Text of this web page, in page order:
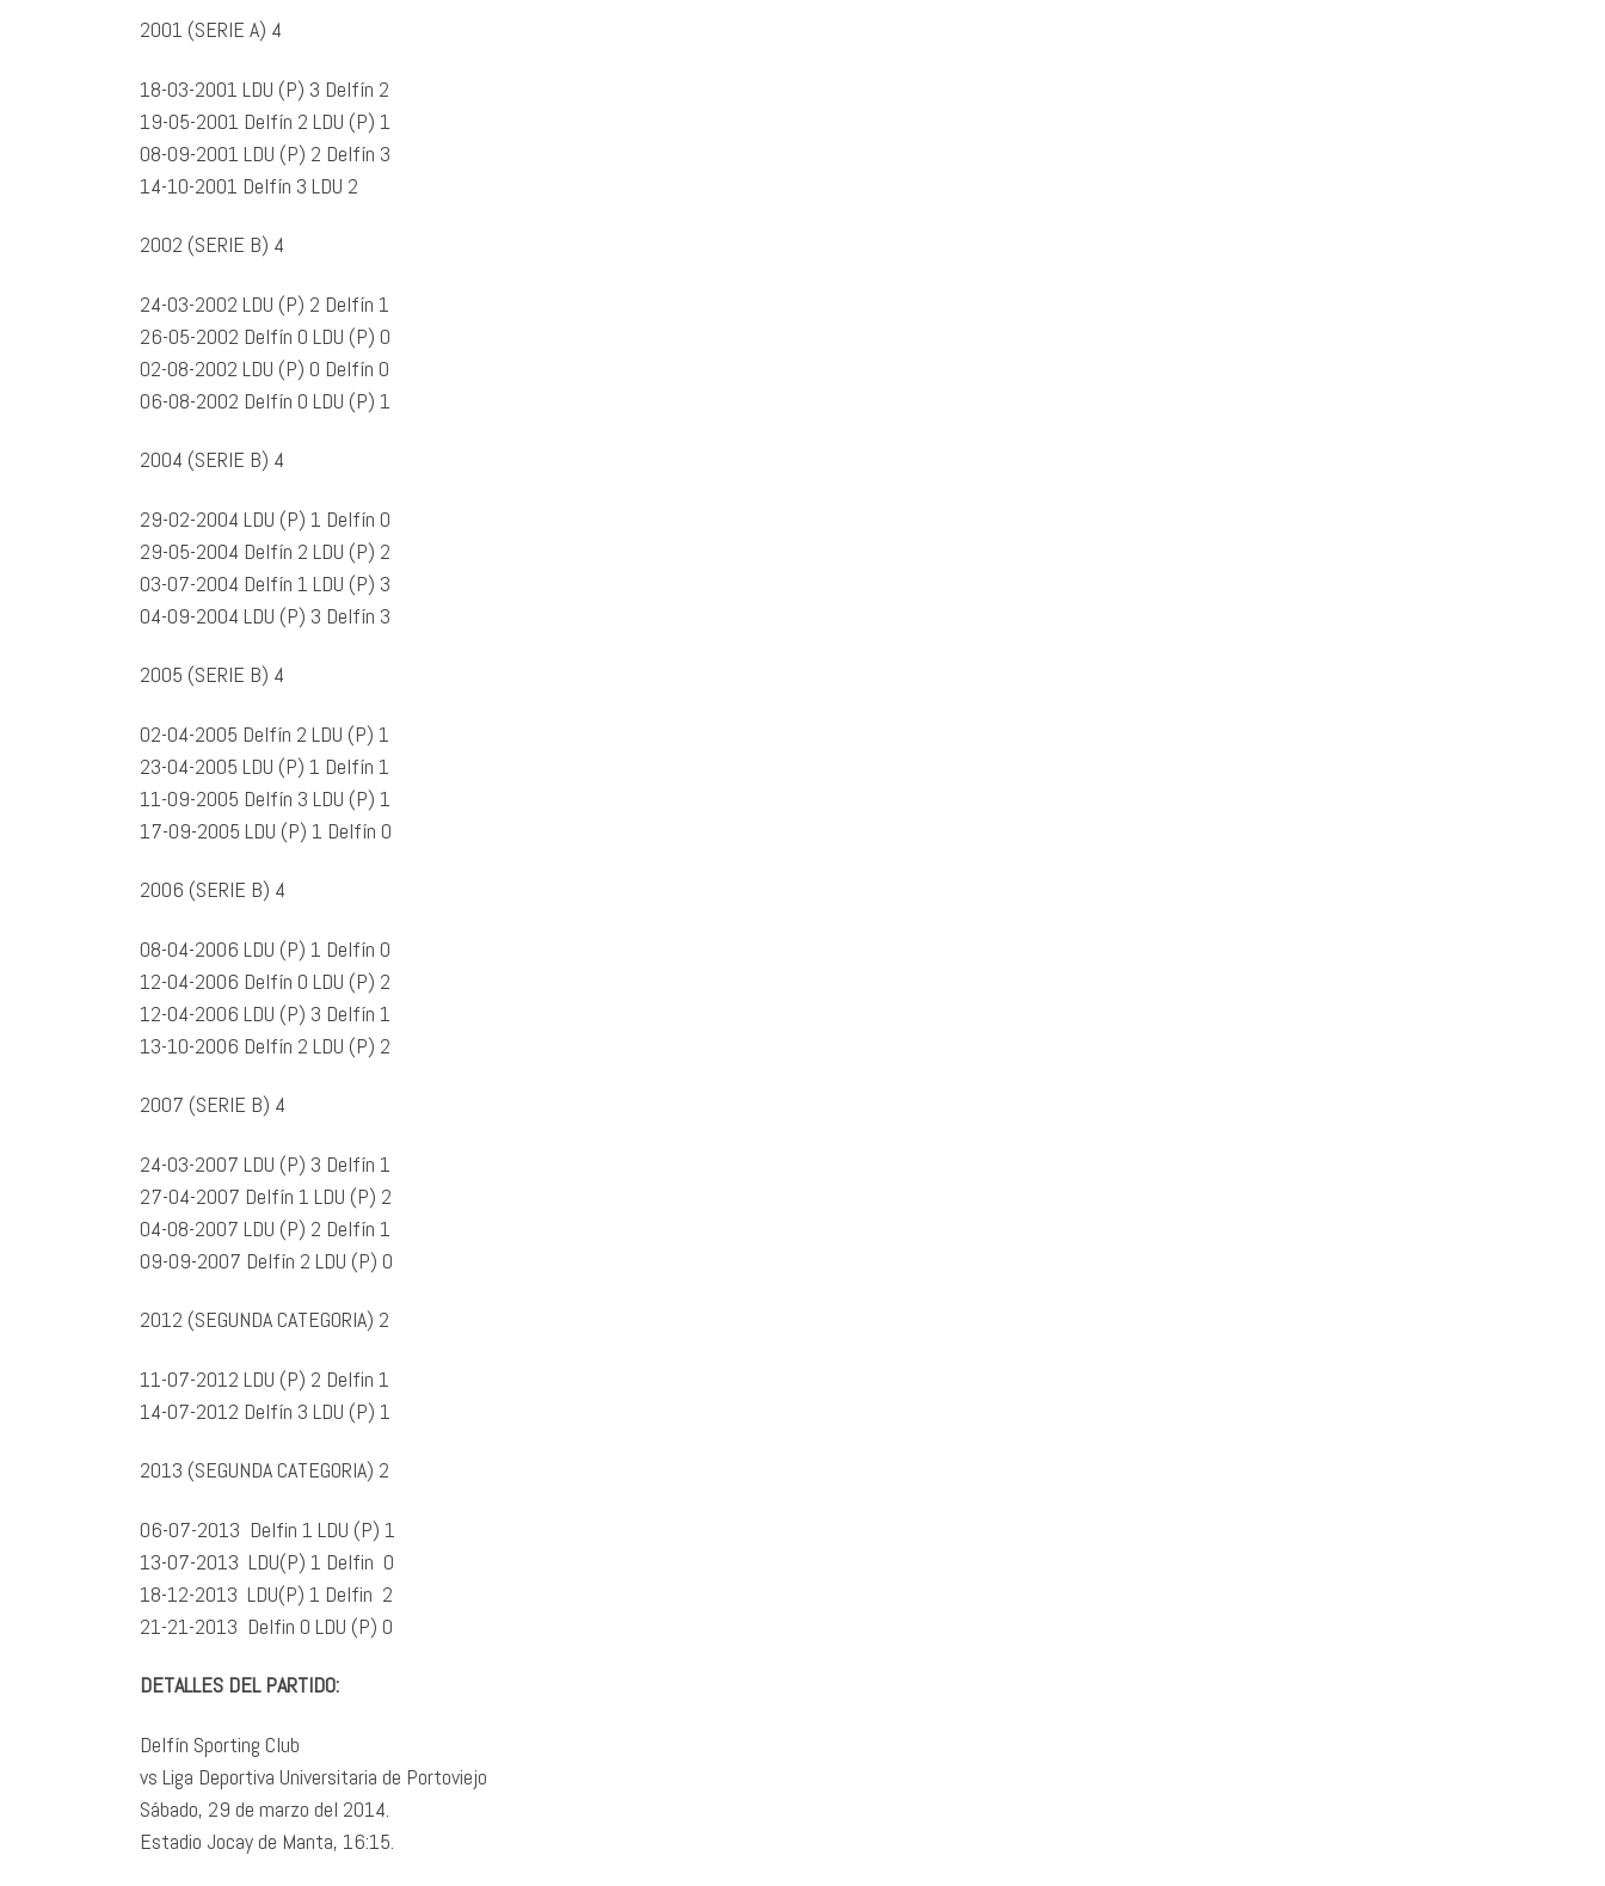
2001 (SERIE A) 4
18-03-2001 LDU (P) 3 Delfín 2
19-05-2001 Delfín 2 LDU (P) 1
08-09-2001 LDU (P) 2 Delfín 3
14-10-2001 Delfín 3 LDU 2
2002 (SERIE B) 4
24-03-2002 LDU (P) 2 Delfín 1
26-05-2002 Delfín 0 LDU (P) 0
02-08-2002 LDU (P) 0 Delfín 0
06-08-2002 Delfín 0 LDU (P) 1
2004 (SERIE B) 4
29-02-2004 LDU (P) 1 Delfín 0
29-05-2004 Delfín 2 LDU (P) 2
03-07-2004 Delfín 1 LDU (P) 3
04-09-2004 LDU (P) 3 Delfín 3
2005 (SERIE B) 4
02-04-2005 Delfín 2 LDU (P) 1
23-04-2005 LDU (P) 1 Delfín 1
11-09-2005 Delfín 3 LDU (P) 1
17-09-2005 LDU (P) 1 Delfín 0
2006 (SERIE B) 4
08-04-2006 LDU (P) 1 Delfín 0
12-04-2006 Delfín 0 LDU (P) 2
12-04-2006 LDU (P) 3 Delfín 1
13-10-2006 Delfín 2 LDU (P) 2
2007 (SERIE B) 4
24-03-2007 LDU (P) 3 Delfín 1
27-04-2007 Delfín 1 LDU (P) 2
04-08-2007 LDU (P) 2 Delfín 1
09-09-2007 Delfín 2 LDU (P) 0
2012 (SEGUNDA CATEGORIA) 2
11-07-2012 LDU (P) 2 Delfin 1
14-07-2012 Delfín 3 LDU (P) 1
2013 (SEGUNDA CATEGORIA) 2
06-07-2013 Delfin 1 LDU (P) 1
13-07-2013 LDU(P) 1 Delfin 0
18-12-2013 LDU(P) 1 Delfin 2
21-21-2013 Delfin 0 LDU (P) 0
DETALLES DEL PARTIDO:
Delfín Sporting Club
vs Liga Deportiva Universitaria de Portoviejo
Sábado, 29 de marzo del 2014.
Estadio Jocay de Manta, 16:15.